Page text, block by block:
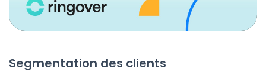
Segmentation des clients